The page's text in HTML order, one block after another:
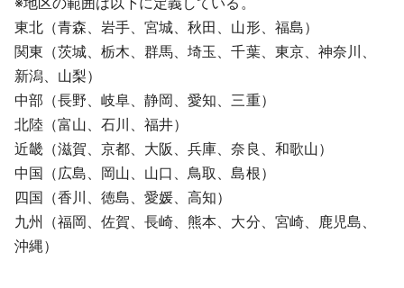
東北（青森、岩手、宮城、秋田、山形、福島）
関東（茨城、栃木、群馬、埼玉、千葉、東京、神奈川、
新潟、山梨）
中部（長野、岐阜、静岡、愛知、三重）
北陸（富山、石川、福井）
近畿（滋賀、京都、大阪、兵庫、奈良、和歌山）
中国（広島、岡山、山口、鳥取、島根）
四国（香川、徳島、愛媛、高知）
九州（福岡、佐賀、長崎、熊本、大分、宮崎、鹿児島、
沖縄）